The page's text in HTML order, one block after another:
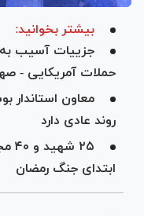
بیشتر بخوانید:
جزییات آسیب به
حملات آمریکایی -
معاون استاندار
روند عادی دارد
ابتدای جنگ رمضان